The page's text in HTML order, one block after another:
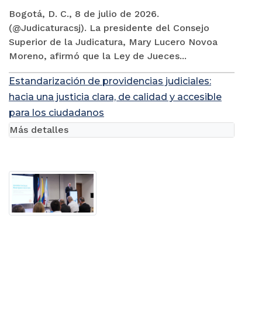
Bogotá, D. C., 8 de julio de 2026.
(@Judicaturacsj). La presidente del Consejo
Superior de la Judicatura, Mary Lucero Novoa
Moreno, afirmó que la Ley de Jueces...
Estandarización de providencias judiciales:
hacia una justicia clara, de calidad y accesible
para los ciudadanos
Más detalles